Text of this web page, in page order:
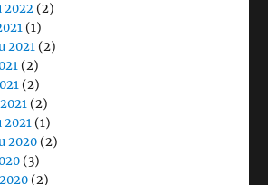
2022 (2)
(1)
2021 (2)
(2)
(2)
(2)
2021 (1)
2020 (2)
(3)
(2)